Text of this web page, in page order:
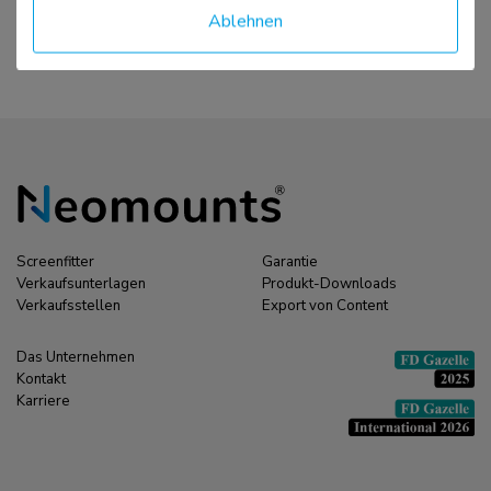
Screenfitter
Verkaufsunterlagen
Verkaufsstellen
Garantie
Produkt-Downloads
Export von Content
Das Unternehmen
Kontakt
Karriere
Ablehnen